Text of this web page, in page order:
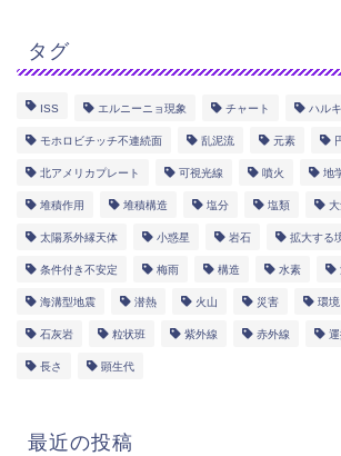
タグ
ISS エルニーニョ現象 チャート ハル
モホロビチッチ不連続面 乱泥流 元素
北アメリカプレート 可視光線 噴火 地
堆積作用 堆積構造 塩分 塩類
太陽系外縁天体 小惑星 岩石 拡大する
条件付き不安定 梅雨 構造 水素
海溝型地震 潜熱 火山 災害 環境
石灰岩 粒状班 紫外線 赤外線
長さ 顕生代
最近の投稿